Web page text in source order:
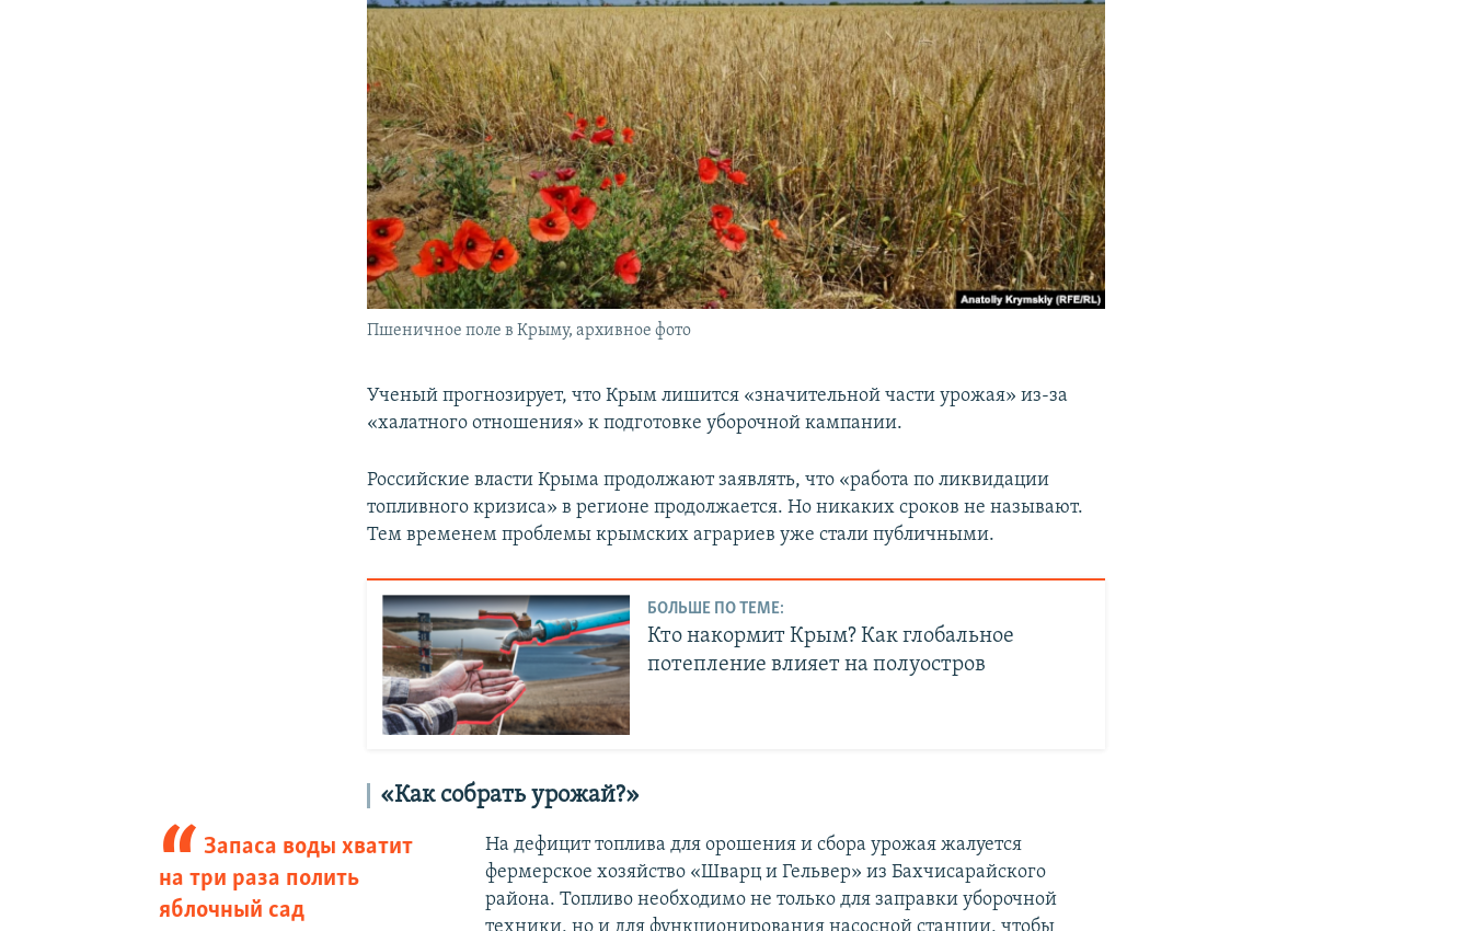
Пшеничное поле в Крыму, архивное фото
Ученый прогнозирует, что Крым лишится «значительной части урожая» из-за
«халатного отношения» к подготовке уборочной кампании.
Российские власти Крыма продолжают заявлять, что «работа по ликвидации
топливного кризиса» в регионе продолжается. Но никаких сроков не называют.
Тем временем проблемы крымских аграриев уже стали публичными.
БОЛЬШЕ ПО ТЕМЕ:
Кто накормит Крым? Как глобальное
потепление влияет на полуостров
«Как собрать урожай?»
Запаса воды хватит
на три раза полить
яблочный сад
На дефицит топлива для орошения и сбора урожая жалуется
фермерское хозяйство «Шварц и Гельвер» из Бахчисарайского
района. Топливо необходимо не только для заправки уборочной